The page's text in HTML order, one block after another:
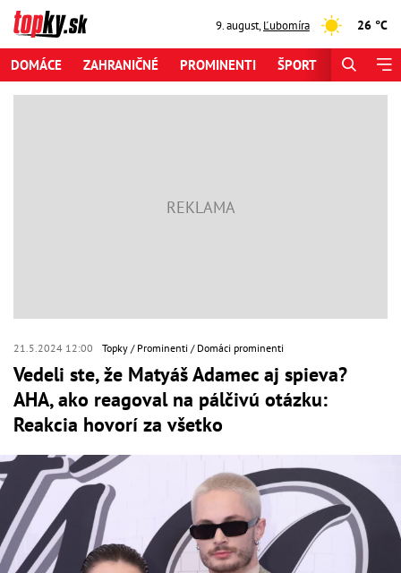
9. august,Ľubomíra 26 °C
DOMÁCE ZAHRANIČNÉ PROMINENTI ŠPORT
21.5.2024 12:00 Topky Prominenti Domáci prominenti
Vedeli ste, že Matyáš Adamec aj spieva?
AHA, ako reagoval na pálčivú otázku:
Reakcia hovorí za všetko